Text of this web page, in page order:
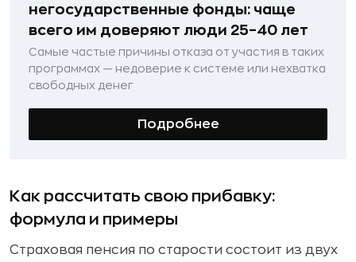
негосударственные фонды: чаще
всего им доверяют люди 25–40 лет
Самые частые причины отказа от участия в таких
программах — недоверие к системе или нехватка
свободных денег
Подробнее
Как рассчитать свою прибавку:
формула и примеры
Страховая пенсия по старости состоит из двух